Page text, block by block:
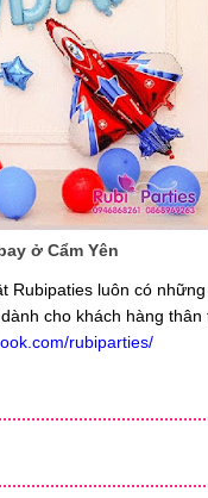
ở Cẩm Yên
luôn có
cho khách hàng
rubiparties/